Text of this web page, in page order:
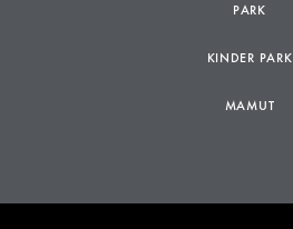
PARK
KINDER PARK
MAMUT